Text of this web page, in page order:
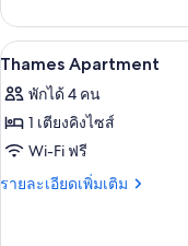
Suite
เกี่ยว
กับ
Art
Cabin
Suite
เปิด
ภาพถ่าย
ทั้งหมด
ของ
Thames
8
Thames Apartment
พักได้ 4 คน
1 เตียงคิงไซส์
Wi-Fi ฟรี
รายละเอียดเพิ่มเติม
ราย